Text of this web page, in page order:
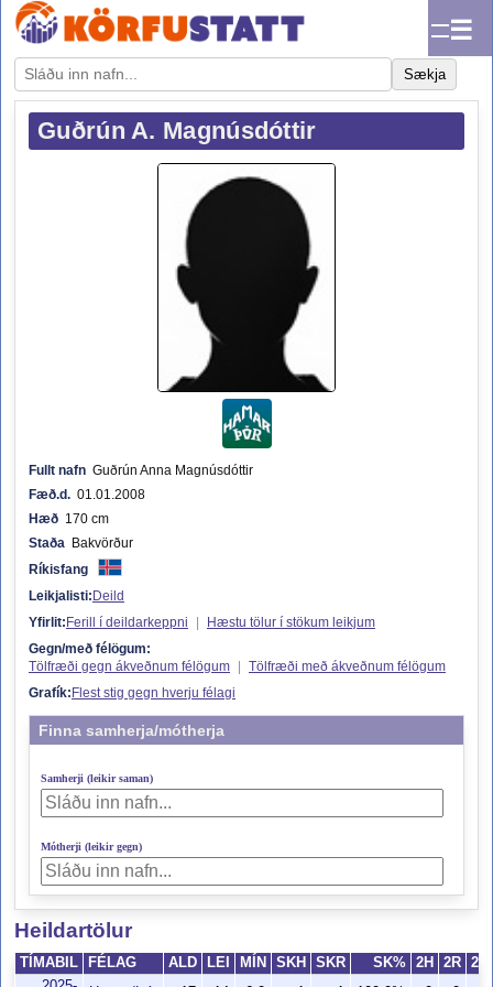
☰
Sækja
Guðrún A. Magnúsdóttir
Fullt nafn Guðrún Anna Magnúsdóttir
Fæð.d. 01.01.2008
Hæð 170 cm
Staða Bakvörður
Ríkisfang
Leikjalisti: Deild
Yfirlit: Ferill í deildarkeppni
Hæstu tölur í stökum leikjum
Gegn/með félögum:
Tölfræði gegn ákveðnum félögum
Tölfræði með ákveðnum félögum
Grafík: Flest stig gegn hverju félagi
Finna samherja/mótherja
Samherji (leikir saman)
Mótherji (leikir gegn)
Heildartölur
TÍMABIL FÉLAG ALD LEI MÍN SKH SKR SK% 2H 2R